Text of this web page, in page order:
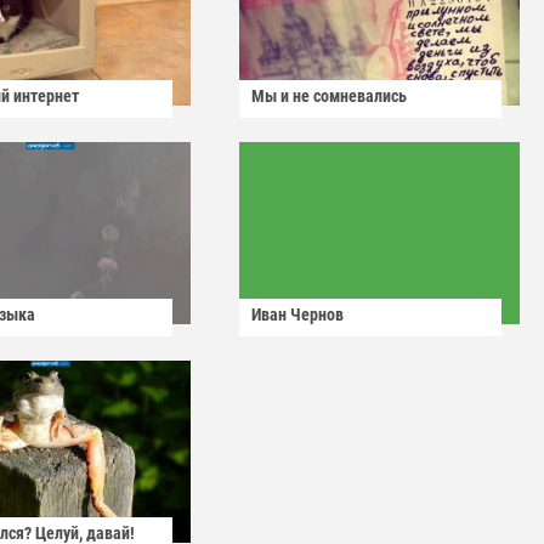
интернет Мы и не сомневались
Иван Чернов
Целуй, давай!